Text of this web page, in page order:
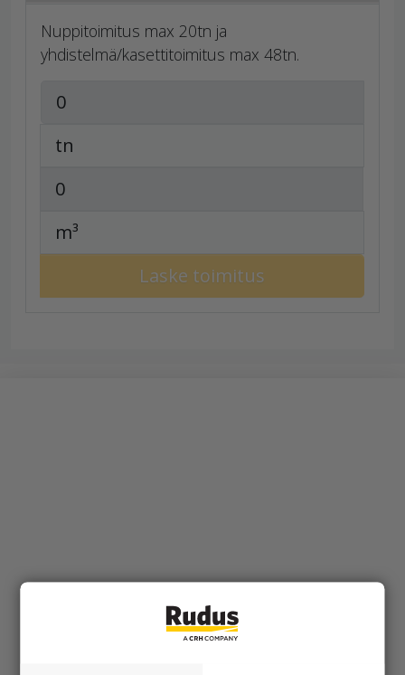
Nuppitoimitus max 20tn ja
yhdistelmä/kasettitoimitus max 48tn.
tn
m³
Laske toimitus
Tuotteet